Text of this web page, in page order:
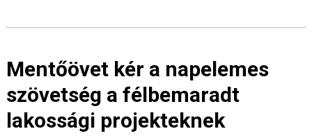
Mentőövet kér a napelemes
szövetség a félbemaradt
lakossági projekteknek